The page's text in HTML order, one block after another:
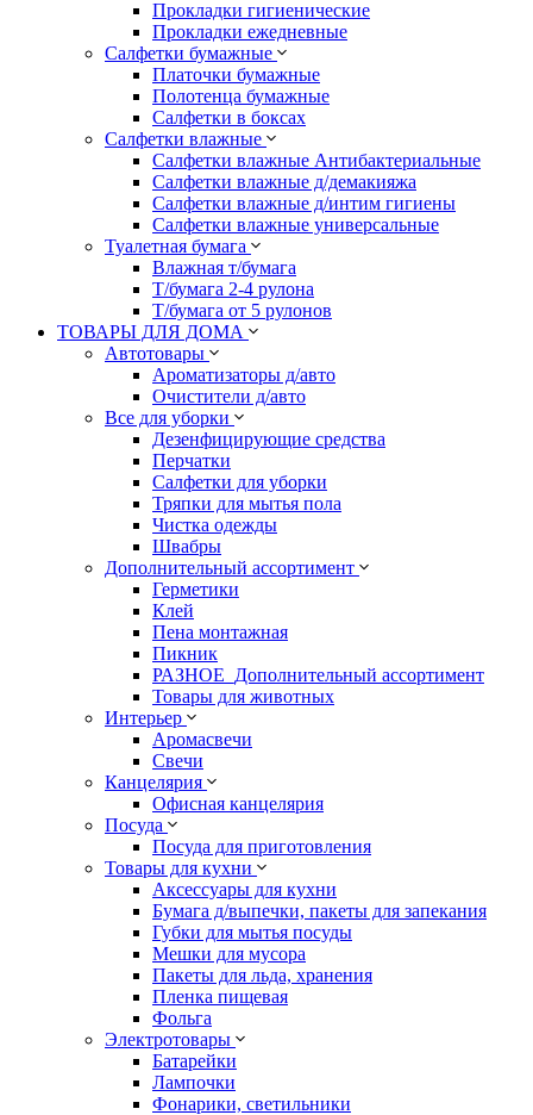
Прокладки гигиенические
Прокладки ежедневные
Салфетки бумажные
Платочки бумажные
Полотенца бумажные
Салфетки в боксах
Салфетки влажные
Салфетки влажные Антибактериальные
Салфетки влажные д/демакияжа
Салфетки влажные д/интим гигиены
Салфетки влажные универсальные
Туалетная бумага
Влажная т/бумага
Т/бумага 2-4 рулона
Т/бумага от 5 рулонов
ТОВАРЫ ДЛЯ ДОМА
Автотовары
Ароматизаторы д/авто
Очистители д/авто
Все для уборки
Дезенфицирующие средства
Перчатки
Салфетки для уборки
Тряпки для мытья пола
Чистка одежды
Швабры
Дополнительный ассортимент
Герметики
Клей
Пена монтажная
Пикник
РАЗНОЕ_Дополнительный ассортимент
Товары для животных
Интерьер
Аромасвечи
Свечи
Канцелярия
Офисная канцелярия
Посуда
Посуда для приготовления
Товары для кухни
Аксессуары для кухни
Бумага д/выпечки, пакеты для запекания
Губки для мытья посуды
Мешки для мусора
Пакеты для льда, хранения
Пленка пищевая
Фольга
Электротовары
Батарейки
Лампочки
Фонарики, светильники